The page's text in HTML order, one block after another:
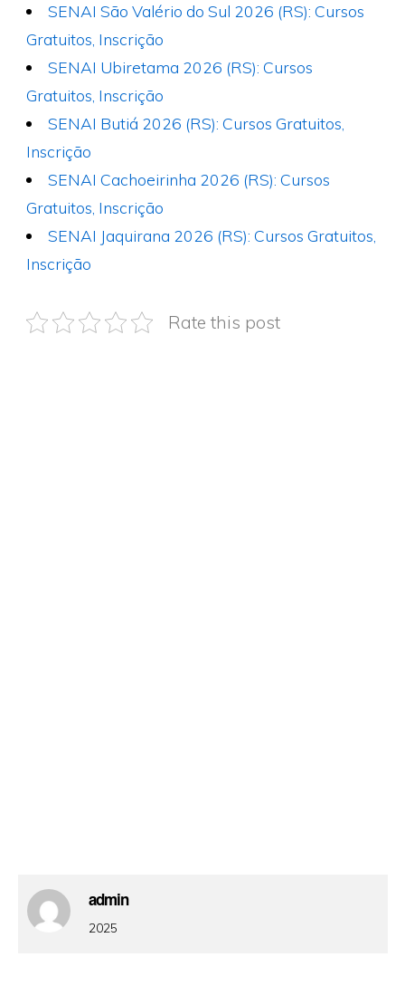
SENAI São Valério do Sul 2026 (RS): Cursos
Gratuitos, Inscrição
SENAI Ubiretama 2026 (RS): Cursos
Gratuitos, Inscrição
SENAI Butiá 2026 (RS): Cursos Gratuitos,
Inscrição
SENAI Cachoeirinha 2026 (RS): Cursos
Gratuitos, Inscrição
SENAI Jaquirana 2026 (RS): Cursos Gratuitos,
Inscrição
Rate this post
admin
2025